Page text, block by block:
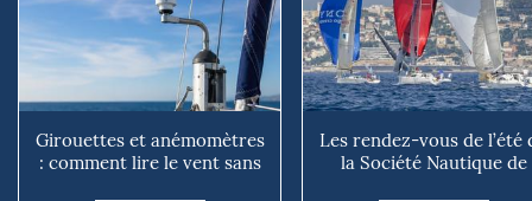
Girouettes et anémomètres
: comment lire le vent sans
Les rendez-vous de l’été
la Société Nautique de